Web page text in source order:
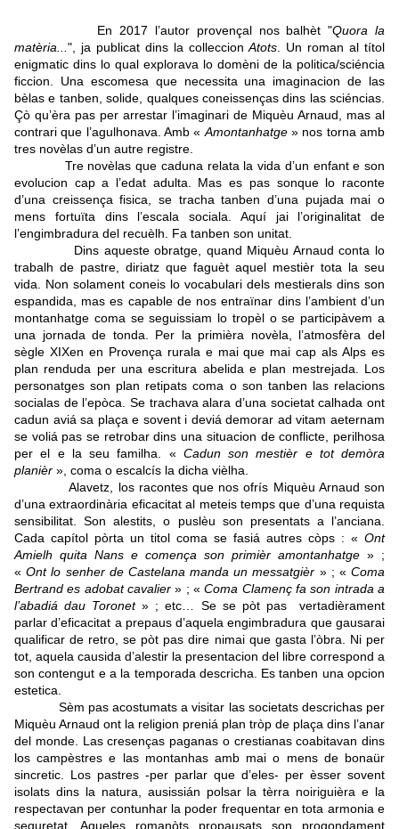
En 2017 l’autor provençal nos balhèt "Quora la
matèria... ", ja publicat dins la colleccionAtots . Un roman al títol
enigmatic dins lo qual explorava lo domèni de la politica/sciéncia
ficcion. Una escomesa que necessita una imaginacion de las
bèlas e tanben, solide, qualques coneissenças dins las sciéncias.
Çò qu’èra pas per arrestar l’imaginari de Miquèu Arnaud, mas al
contrari que l’agulhonava. Amb « Amontanhatge» nos torna amb
tres novèlas d’un autre registre.
Tre novèlas que caduna relata la vida d’un enfant e son
evolucion cap a l’edat adulta. Mas es pas sonque lo raconte
d’una creissença fisica, se tracha tanben d’una pujada mai o
mens fortuïta dins l’escala sociala. Aquí jai l’originalitat de
l’engimbradura del recuèlh. Fa tanben son unitat.
Dins aqueste obratge, quand Miquèu Arnaud conta lo
trabalh de pastre, diriatz que faguèt aquel mestièr tota la seu
vida. Non solament coneis lo vocabulari dels mestierals dins son
espandida, mas es capable de nos entraïnar dins l’ambient d’un
montanhatge coma se seguissiam lo tropèl o se participàvem a
una jornada de tonda. Per la primièra novèla, l’atmosfèra del
sègle XIXen en Provença rurala e mai que mai cap als Alps es
plan renduda per una escritura abelida e plan mestrejada. Los
personatges son plan retipats coma o son tanben las relacions
socialas de l’epòca. Se trachava alara d’una societat calhada ont
cadun aviá sa plaça e sovent i deviá demorar ad vitam aeternam
se voliá pas se retrobar dins una situacion de conflicte, perilhosa
per el e la seu familha. « Cadun son mestièr e tot demòra
planièr », coma o escalcís la dicha vièlha.
Alavetz, los racontes que nos ofrís Miquèu Arnaud son
d’una extraordinària eficacitat al meteis temps que d’una requista
sensibilitat. Son alestits, o puslèu son presentats a l’anciana.
Cada capítol pòrta un titol coma se fasiá autres còps : « Ont
Amielh quita Nans e comença son primièr amontanhatge » ;
«Ont lo senher de Castelana manda un messatgièr » ; «Coma
Bertrand es adobat cavalier » ; «Coma Clamenç fa son intrada a
l’abadiá dau Toronet» ; etc… Se se pòt pas vertadièrament
parlar d’eficacitat a prepaus d’aquela engimbradura que gausarai
qualificar de retro, se pòt pas dire nimai que gasta l’òbra. Ni per
tot, aquela causida d’alestir la presentacion del libre correspond a
son contengut e a la temporada descricha. Es tanben una opcion
estetica.
Sèm pas acostumats a visitar las societats descrichas per
Miquèu Arnaud ont la religion preniá plan tròp de plaça dins l’anar
del monde. Las cresenças paganas o crestianas coabitavan dins
los campèstres e las montanhas amb mai o mens de bonaür
sincretic. Los pastres -per parlar que d’eles- per èsser sovent
isolats dins la natura, ausissián polsar la tèrra noiriguièra e la
respectavan per contunhar la poder frequentar en tota armonia e
seguretat. Aqueles romanòts propausats son progondament